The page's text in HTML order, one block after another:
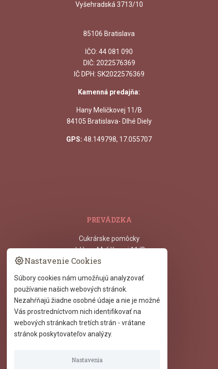
Nastavenie Cookies
Súbory cookies nám umožňujú analyzovať
používanie našich webových stránok.
Nezahŕňajú žiadne osobné údaje a nie je možné
Vás prostredníctvom nich identifikovať na
webových stránkach tretích strán - vrátane
stránok poskytovateľov analýzy.
Nastavenia
Vyšehradská 3713/10
85106 Bratislava
IČO: 44 081 090
DIČ: 2022576369
IČ DPH: SK2022576369
Kamenná predajňa:
Hany Meličkovej 11/B
84105 Bratislava- Dlhé Diely
GPS: 48.149798, 17.055707
PREVÁDZKA
Cukrárske pomôcky
ul. Hany Meličkovej 11/B,
841 05
DÔLEŽITÉ INFORMÁCIE
Ochrana osobných údajov
Reklamačný poriadok
Formulár na odstúpenie